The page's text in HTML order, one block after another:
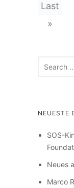
Last
»
NEUESTE
SOS-
Neues
Marco